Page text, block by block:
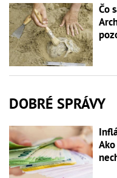
Čo
DOBRÉ SPRÁVY